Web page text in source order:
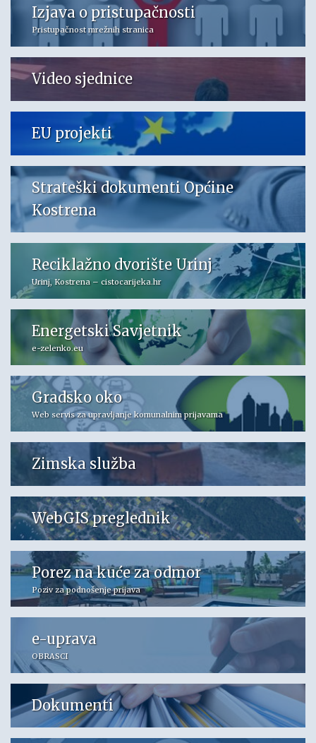
Izjava o pristupačnosti
Pristupačnost mrežnih stranica
Video sjednice
EU projekti
Strateški dokumenti Općine
Kostrena
Reciklažno dvorište Urinj
Urinj, Kostrena – cistocarijeka.hr
Energetski Savjetnik
e-zelenko.eu
Gradsko oko
Web servis za upravljanje komunalnim prijavama
Zimska služba
WebGIS preglednik
Porez na kuće za odmor
Poziv za podnošenje prijava
e-uprava
OBRASCI
Dokumenti